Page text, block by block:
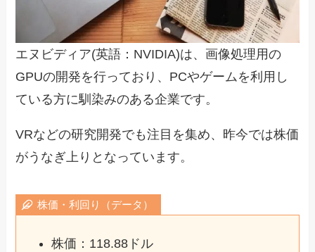
エヌビディア(英語：NVIDIA)は、画像処理用の
GPUの開発を行っており、PCやゲームを利用し
ている方に馴染みのある企業です。
VRなどの研究開発でも注目を集め、昨今では株価
がうなぎ上りとなっています。
株価・利回り（データ）
株価：118.88ドル